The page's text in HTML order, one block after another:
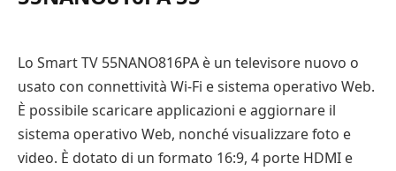
Lo Smart TV 55NANO816PA è un televisore nuovo o
usato con connettività Wi-Fi e sistema operativo Web.
È possibile scaricare applicazioni e aggiornare il
sistema operativo Web, nonché visualizzare foto e
video. È dotato di un formato 16:9, 4 porte HDMI e